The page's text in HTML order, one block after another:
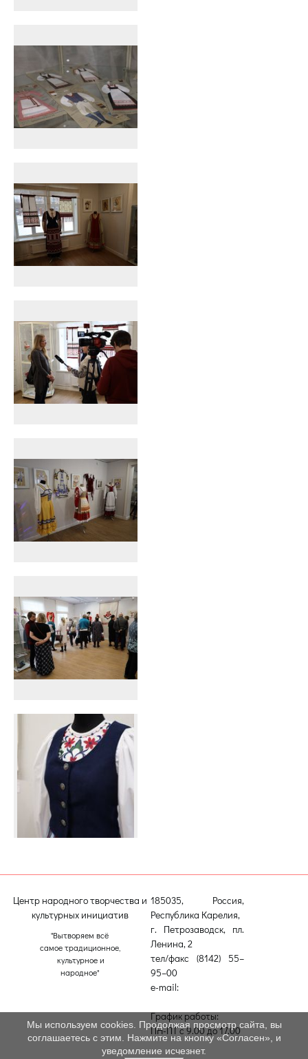
Центр народного творчества и
культурных инициатив
"Вытворяем всё
самое традиционное,
культурное и
народное"
185035, Россия,
Республика Карелия,
г. Петрозаводск, пл.
Ленина, 2
тел/факс (8142) 55–
95–00
e-mail:
График работы:
ПН-ПТ с 9.00 до 17.00
Мы используем cookies. Продолжая просмотр сайта, вы
соглашаетесь с этим. Нажмите на кнопку «Согласен», и
уведомление исчезнет.